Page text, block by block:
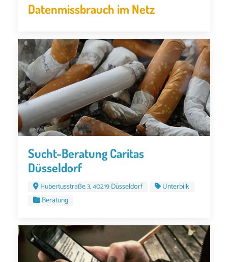
Datenmissbrauch im Netz
Sucht-Beratung Caritas
Düsseldorf
Hubertusstraße 3, 40219 Düsseldorf
Unterbilk
Beratung